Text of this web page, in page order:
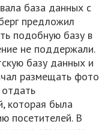
база данных с
предложил
подобную базу в
не поддержали.
базу данных и
размещать фото
которая была
посетителей. В